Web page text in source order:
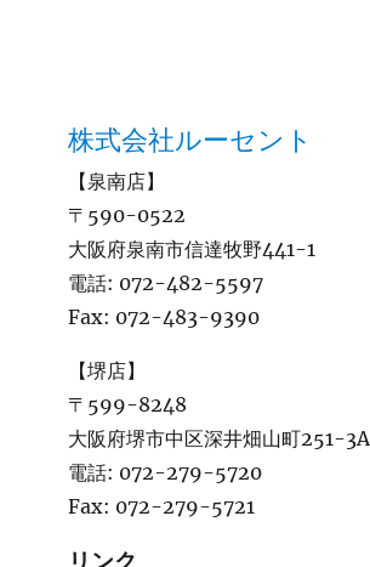
株式会社ルーセント
【泉南店】
〒590-0522
大阪府泉南市信達牧野441-1
電話: 072-482-5597
Fax: 072-483-9390
【堺店】
〒599-8248
大阪府堺市中区深井畑山町251-3A
電話: 072-279-5720
Fax: 072-279-5721